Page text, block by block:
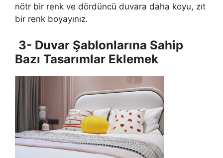
nötr bir renk ve dördüncü duvara daha koyu, zıt
bir renk boyayınız.
3- Duvar Şablonlarına Sahip
Bazı Tasarımlar Eklemek